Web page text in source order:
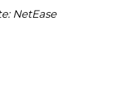
NetEase